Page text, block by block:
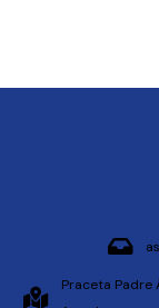
Praceta Padre